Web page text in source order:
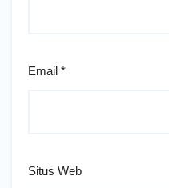
Email *
Situs Web